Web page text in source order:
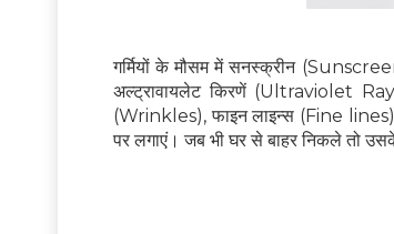
गर्मियों के मौसम में सनस्क्रीन
अल्ट्रावायलेट किरणें (Ultraviolet
(Wrinkles), फाइन लाइन्स (Fine
पर लगाएं। जब भी घर से बाहर निकले तो